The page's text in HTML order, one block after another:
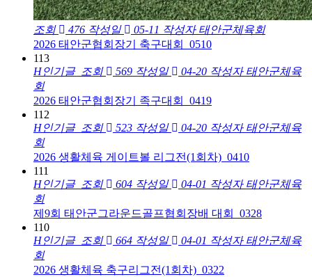
조회 476 작성일 05-11 작성자 태안군체육회
2026 태안군협회장기 축구대회_0510
113
H인기글 조회 569 작성일 04-20 작성자 태안군체육
회
2026 태안군협회장기 족구대회_0419
112
H인기글 조회 523 작성일 04-20 작성자 태안군체육
회
2026 생활체육 게이트볼 리그전(1회차)_0410
111
H인기글 조회 604 작성일 04-01 작성자 태안군체육
회
제9회 태안군그라운드골프협회장배 대회_0328
110
H인기글 조회 664 작성일 04-01 작성자 태안군체육
회
2026 생활체육 축구리그전(1회차)_0322